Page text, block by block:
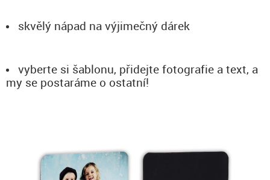
skvělý nápad na výjimečný dárek
vyberte si šablonu, přidejte fotografie a text, a
my se postaráme o ostatní!